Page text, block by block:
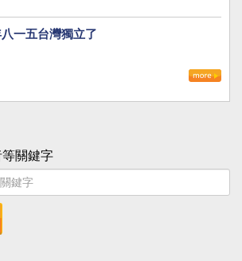
一五台灣獨立了
關鍵字